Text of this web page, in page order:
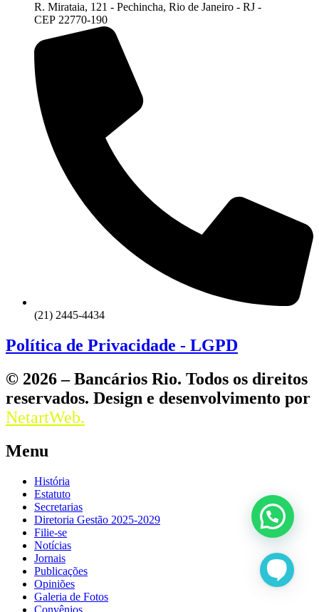
R. Mirataia, 121 - Pechincha, Rio de Janeiro - RJ -
CEP 22770-190
(21) 2445-4434
Política de Privacidade - LGPD
© 2026 – Bancários Rio. Todos os direitos
reservados. Design e desenvolvimento por
NetartWeb.
Menu
História
Estatuto
Secretarias
Diretoria Gestão 2025-2029
Filie-se
Notícias
Jornais
Publicações
Opiniões
Galeria de Fotos
Convênios